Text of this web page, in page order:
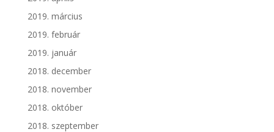
2019. március
2019. február
2019. január
2018. december
2018. november
2018. október
2018. szeptember